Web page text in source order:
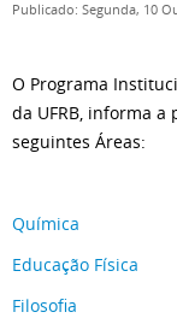
Publicado: Segunda, 10
O Programa
da UFRB, informa a
seguintes Áreas:
Química
Educação Física
Filosofia